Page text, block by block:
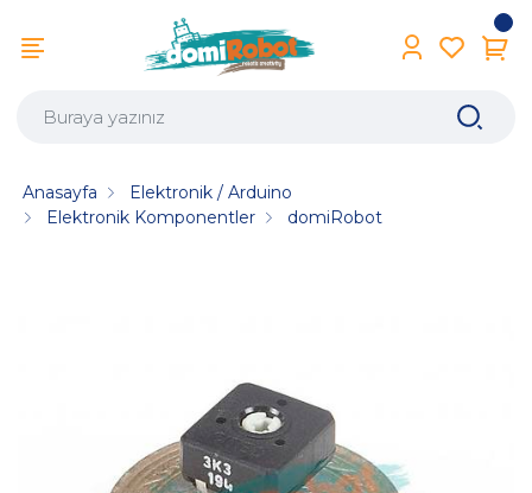
Anasayfa
Elektronik / Arduino
Elektronik Komponentler
domiRobot